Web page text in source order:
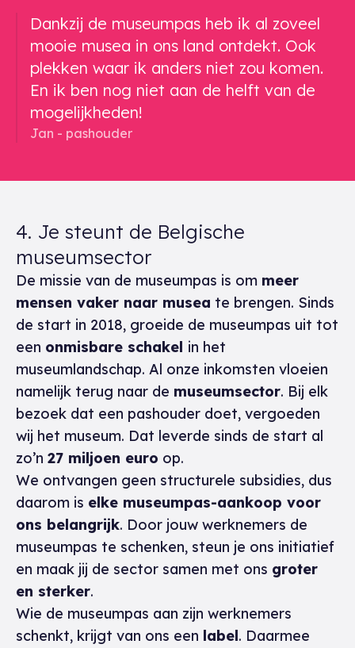
Een gerelateerd citaat
Dankzij de museumpas heb ik al zoveel
mooie musea in ons land ontdekt. Ook
plekken waar ik anders niet zou komen.
En ik ben nog niet aan de helft van de
mogelijkheden!
Jan - pashouder
4. Je steunt de Belgische
museumsector
De missie van de museumpas is om meer
mensen vaker naar musea te brengen. Sinds
de start in 2018, groeide de museumpas uit tot
een onmisbare schakel in het
museumlandschap. Al onze inkomsten vloeien
namelijk terug naar de museumsector. Bij elk
bezoek dat een pashouder doet, vergoeden
wij het museum. Dat leverde sinds de start al
zo’n 27 miljoen euro op.
We ontvangen geen structurele subsidies, dus
daarom is elke museumpas-aankoop voor
ons belangrijk. Door jouw werknemers de
museumpas te schenken, steun je ons initiatief
en maak jij de sector samen met ons groter
en sterker.
Wie de museumpas aan zijn werknemers
schenkt, krijgt van ons een label. Daarmee